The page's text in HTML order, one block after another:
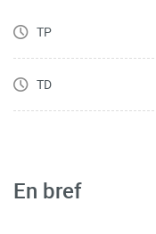
TP
TD
En bref